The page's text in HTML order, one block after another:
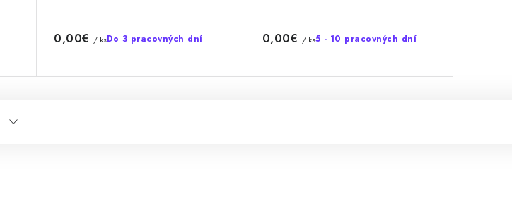
0,00€ / ksDo 3 pracovných dní 0,00€ / ks5 - 10 pracovných dní